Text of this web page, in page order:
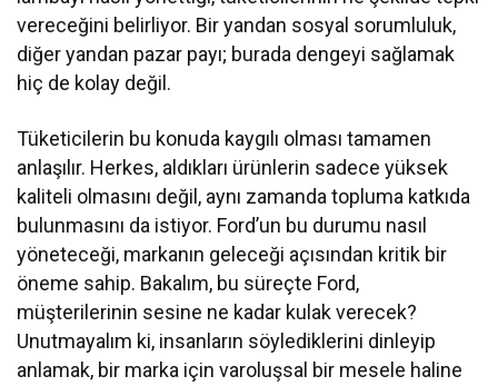
vereceğini belirliyor. Bir yandan sosyal sorumluluk,
diğer yandan pazar payı; burada dengeyi sağlamak
hiç de kolay değil.
Tüketicilerin bu konuda kaygılı olması tamamen
anlaşılır. Herkes, aldıkları ürünlerin sadece yüksek
kaliteli olmasını değil, aynı zamanda topluma katkıda
bulunmasını da istiyor. Ford’un bu durumu nasıl
yöneteceği, markanın geleceği açısından kritik bir
öneme sahip. Bakalım, bu süreçte Ford,
müşterilerinin sesine ne kadar kulak verecek?
Unutmayalım ki, insanların söylediklerini dinleyip
anlamak, bir marka için varoluşsal bir mesele haline